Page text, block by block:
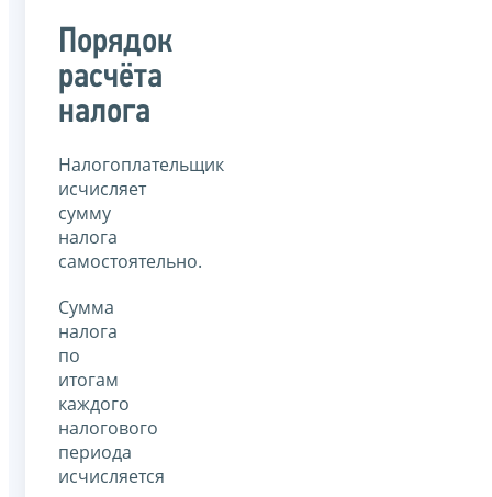
Порядок
расчёта
налога
Налогоплательщик
исчисляет
сумму
налога
самостоятельно.
Сумма
налога
по
итогам
каждого
налогового
периода
исчисляется